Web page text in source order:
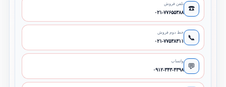
☎️ تلفن فروش
۰۲۱-۷۷۶۵۵۳۸۸
📞
خط دوم فروش
۰۲۱-۷۷۵۳۸۳۱۱
💬
واتساپ
۰۹۱۲-۳۴۳-۴۳۹۸